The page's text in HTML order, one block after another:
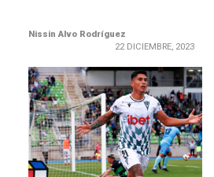
Nissin Alvo Rodríguez
22 DICIEMBRE, 2023
LEER MÁS